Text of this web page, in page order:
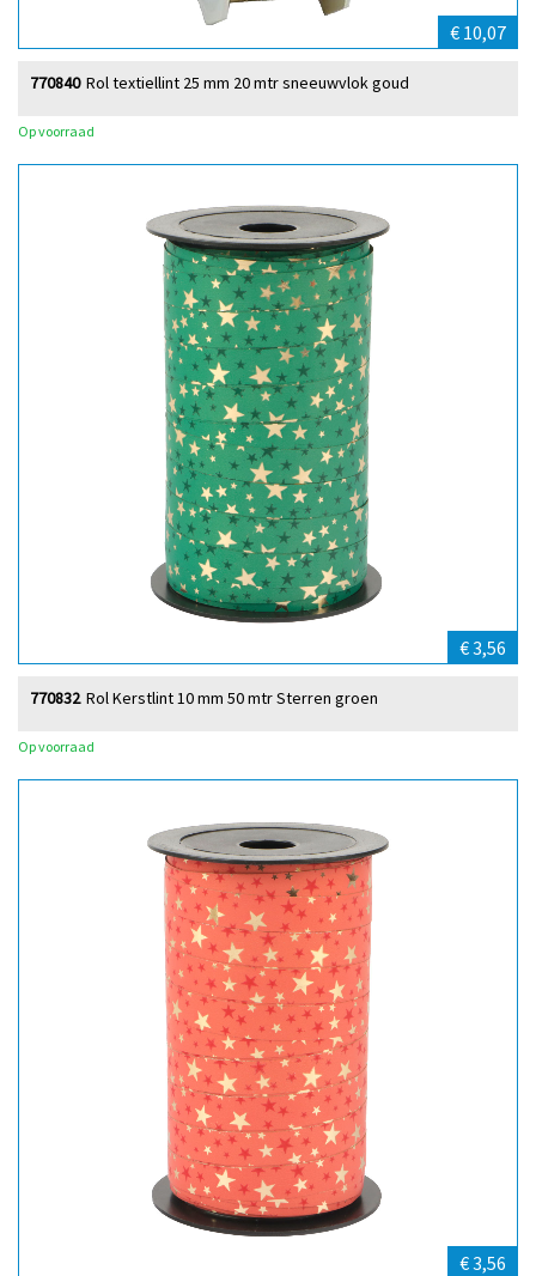
€ 10,07
Rol textiellint 25 mm 20 mtr sneeuwvlok goud
770840
Op voorraad
€ 3,56
Rol Kerstlint 10 mm 50 mtr Sterren groen
770832
Op voorraad
€ 3,56